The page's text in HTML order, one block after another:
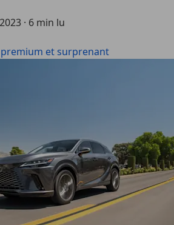
· 6 min lu
premium et surprenant